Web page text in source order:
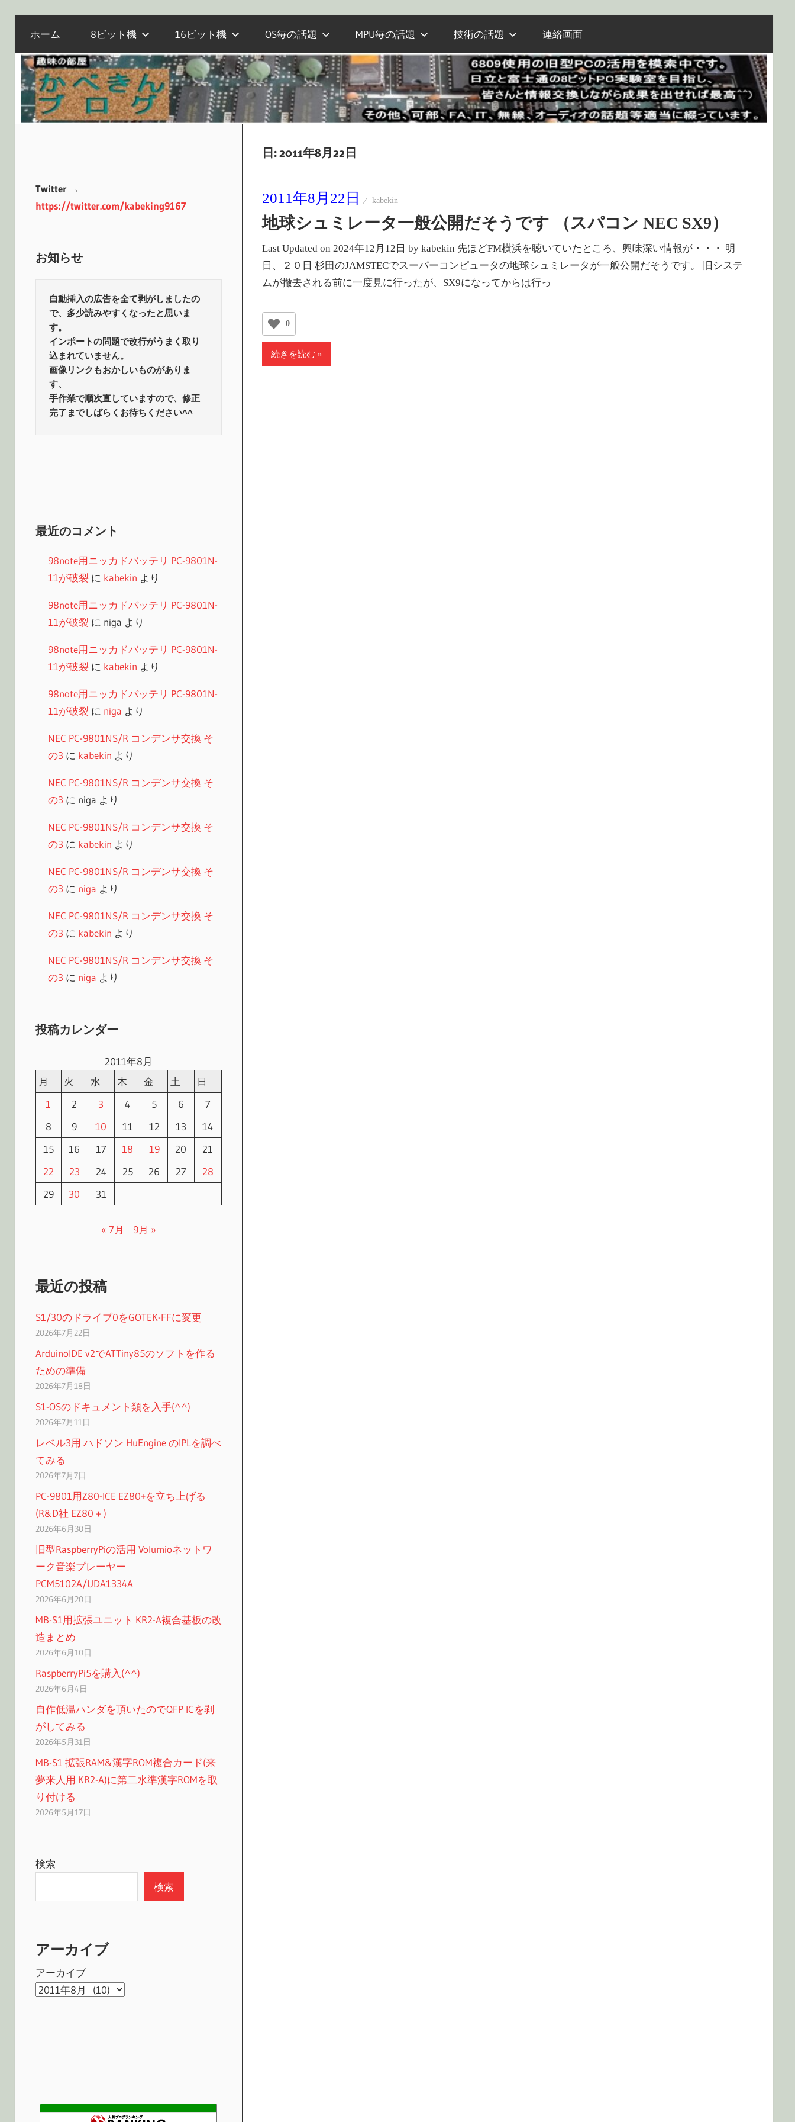
テ
ン
ツ
へ
ス
か
べ
き
ブ
ロ
工
作
と
マ
イ
ホーム 8ビット機 16ビット機 OS毎の話題 MPU毎の話題 技術の話題 連絡画面
日:2011年8月22日
2011年8月22日 kabekin
地球シュミレータ一般公開だそうです （スパコン NEC SX9）
Last Updated on 2024年12月12日 by kabekin 先ほどFM横浜を聴いていたところ、興味深い情報が・・・ 明
日、２０日 杉田のJAMSTECでスーパーコンピュータの地球シュミレータが一般公開だそうです。 旧システ
ムが撤去される前に一度見に行ったが、SX9になってからは行っ
0
続きを読む
Twitter →
https://twitter.com/kabeking9167
お知らせ
自動挿入の広告を全て剥がしましたの
で、多少読みやすくなったと思いま
す。
インポートの問題で改行がうまく取り
込まれていません。
画像リンクもおかしいものがありま
す、
手作業で順次直していますので、修正
完了までしばらくお待ちください^^
最近のコメント
98note用ニッカドバッテリ PC-9801N-
11が破裂に kabekin より
98note用ニッカドバッテリ PC-9801N-
11が破裂に niga より
98note用ニッカドバッテリ PC-9801N-
11が破裂に kabekin より
98note用ニッカドバッテリ PC-9801N-
11が破裂に niga より
NEC PC-9801NS/R コンデンサ交換 そ
の3 に kabekin より
NEC PC-9801NS/R コンデンサ交換 そ
の3 に niga より
NEC PC-9801NS/R コンデンサ交換 そ
の3 に kabekin より
NEC PC-9801NS/R コンデンサ交換 そ
の3 に niga より
NEC PC-9801NS/R コンデンサ交換 そ
の3 に kabekin より
NEC PC-9801NS/R コンデンサ交換 そ
の3 に niga より
投稿カレンダー
2011年8月
月
火 水 木 金 土
日
1
2 3 4 5 6
7
8
9 10 11 12 13
14
15
16 17 18 19 20
21
22
23 24 25 26 27
28
29
30 31
« 7月 9月 »
最近の投稿
S1/30のドライブ0をGOTEK-FFに変更
2026年7月22日
ArduinoIDE v2でATTiny85のソフトを作る
ための準備
2026年7月18日
S1-OSのドキュメント類を入手(^^)
2026年7月11日
レベル3用 ハドソン HuEngine のIPLを調べ
てみる
2026年7月7日
PC-9801用Z80-ICE EZ80+を立ち上げる
(R&D社 EZ80＋)
2026年6月30日
旧型RaspberryPiの活用 Volumioネットワ
ーク音楽プレーヤー
PCM5102A/UDA1334A
2026年6月20日
MB-S1用拡張ユニット KR2-A複合基板の改
造まとめ
2026年6月10日
RaspberryPi5を購入(^^)
2026年6月4日
自作低温ハンダを頂いたのでQFP ICを剥
がしてみる
2026年5月31日
MB-S1 拡張RAM&漢字ROM複合カード(来
夢来人用 KR2-A)に第二水準漢字ROMを取
り付ける
2026年5月17日
検索
検索
アーカイブ
アーカイブ